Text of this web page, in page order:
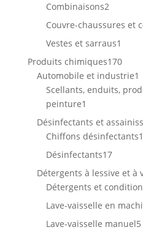
produits
Combinaisons22
produits
Couvre-chaussures et
Vestes et sarraus1
Produits chimiques170170
Automobile et industrie1
Scellants, enduits,
peinture1
produit
Désinfectants et
Chiffons désinfectants1
Désinfectants1717
produits
Détergents à lessive et à
Détergents et
Lave-vaisselle en
Lave-vaisselle manuel55